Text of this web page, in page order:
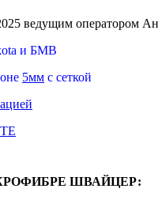
ведущим оператором
и БМВ
5мм с сеткой
ШВАЙЦЕР: